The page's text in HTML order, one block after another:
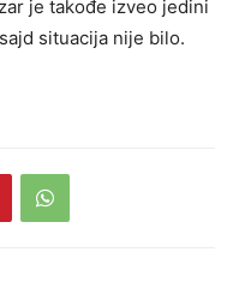
je takođe izveo jedini
situacija nije bilo.